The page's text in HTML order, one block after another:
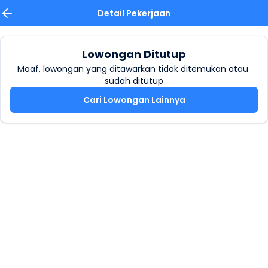
Detail Pekerjaan
Lowongan Ditutup
Maaf, lowongan yang ditawarkan tidak ditemukan atau
sudah ditutup
Cari Lowongan Lainnya